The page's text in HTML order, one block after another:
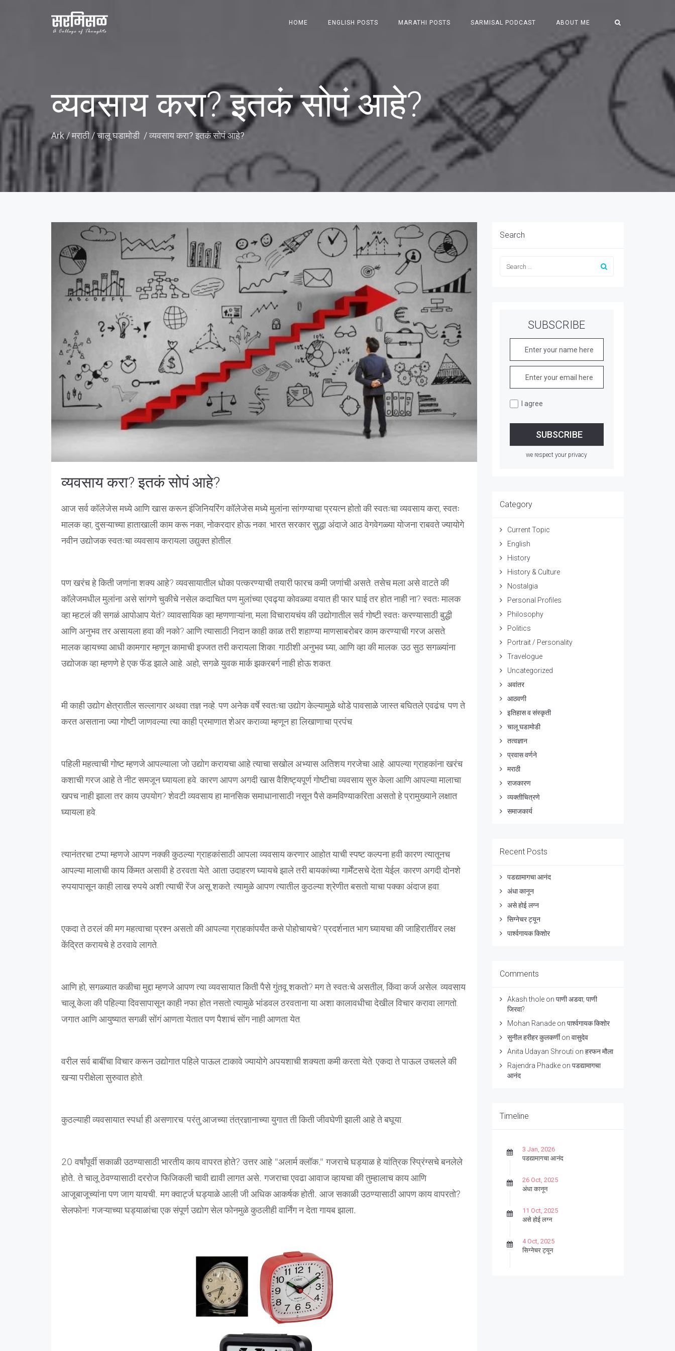
HOME ENGLISH POSTS MARATHI POSTS SARMISAL PODCAST ABOUT ME
व्यवसाय करा? इतकं सोपं आहे?
Ark/मराठी/चालू घडामोडी /व्यवसाय करा? इतकं सोपं आहे?
व्यवसाय करा? इतकं सोपं आहे?
आज सर्व कॉलेजेस मध्ये आणि खास करून इंजिनियरिंग कॉलेजेस मध्ये मुलांना सांगण्याचा प्रयत्न होतो की स्वतःचा व्यवसाय करा, स्वतः
मालक व्हा, दुसऱ्याच्या हाताखाली काम करू नका, नोकरदार होऊ नका. भारत सरकार सुद्धा अंदाजे आठ वेगवेगळ्या योजना राबवते ज्यायोगे
नवीन उद्योजक स्वतःचा व्यवसाय करायला उद्युक्त होतील.
पण खरंच हे किती जणांना शक्य आहे? व्यवसायातील धोका पत्करण्याची तयारी फारच कमी जणांची असते. तसेच मला असे वाटते की
कॉलेजमधील मुलांना असे सांगणे चुकीचे नसेल कदाचित पण मुलांच्या एवढ्या कोवळ्या वयात ही फार घाई तर होत नाही ना? स्वतः मालक
व्हा म्हटलं की सगळं आपोआप येतं? व्यावसायिक व्हा म्हणणाऱ्यांना, मला विचारायचंय की उद्योगातील सर्व गोष्टी स्वतः करण्यासाठी बुद्धी
आणि अनुभव तर असायला हवा की नको? आणि त्यासाठी निदान काही काळ तरी शहाण्या माणसाबरोबर काम करण्याची गरज असते.
मालक व्हायच्या आधी कामगार म्हणून कामाची इज्जत तरी करायला शिका. गाठीशी अनुभव घ्या, आणि व्हा की मालक. उठ सुठ सगळ्यांना
उद्योजक व्हा म्हणणे हे एक फॅड झाले आहे. अहो, सगळे युवक मार्क झकरबर्ग नाही होऊ शकत.
मी काही उद्योग क्षेत्रातील सल्लागार अथवा तज्ञ नव्हे. पण अनेक वर्षे स्वतःचा उद्योग केल्यामुळे थोडे पावसाळे जास्त बघितले एवढंच. पण ते
करत असताना ज्या गोष्टी जाणवल्या त्या काही प्रमाणात शेअर कराव्या म्हणून हा लिखाणाचा प्रपंच.
पहिली महत्वाची गोष्ट म्हणजे आपल्याला जो उद्योग करायचा आहे त्याचा सखोल अभ्यास अतिशय गरजेचा आहे. आपल्या ग्राहकांना खरंच
कशाची गरज आहे ते नीट समजून घ्यायला हवे. कारण आपण अगदी खास वैशिष्ट्यपूर्ण गोष्टीचा व्यवसाय सुरु केला आणि आपल्या मालाचा
खपच नाही झाला तर काय उपयोग? शेवटी व्यवसाय हा मानसिक समाधानासाठी नसून पैसे कमविण्याकरिता असतो हे प्रामुख्याने लक्षात
घ्यायला हवे.
त्यानंतरचा टप्पा म्हणजे आपण नक्की कुठल्या ग्राहकांसाठी आपला व्यवसाय करणार आहोत याची स्पष्ट कल्पना हवी कारण त्यातूनच
आपल्या मालाची काय किंमत असावी हे ठरवता येते. आता उदाहरण घ्यायचे झाले तरी बायकांच्या गार्मेंटसचे देता येईल. कारण अगदी दोनशे
रुपयापासून काही लाख रुपये अशी त्याची रेंज असू शकते. त्यामुळे आपण त्यातील कुठल्या श्रेणीत बसतो याचा पक्का अंदाज हवा.
एकदा ते ठरलं की मग महत्वाचा प्रश्न असतो की आपल्या ग्राहकांपर्यंत कसे पोहोचायचे? प्रदर्शनात भाग घ्यायचा की जाहिरातींवर लक्ष
केंद्रित करायचे हे ठरवावे लागते.
आणि हो, सगळ्यात कळीचा मुद्दा म्हणजे आपण त्या व्यवसायात किती पैसे गुंतवू शकतो? मग ते स्वतःचे असतील, किंवा कर्ज असेल. व्यवसाय
चालू केला की पहिल्या दिवसापासून काही नफा होत नसतो त्यामुळे भांडवल ठरवताना या अशा कालावधीचा देखील विचार करावा लागतो.
जगात आणि आयुष्यात सगळी सोंगं आणता येतात पण पैशाचं सोंग नाही आणता येत.
वरील सर्व बाबींचा विचार करून उद्योगात पहिले पाऊल टाकावे ज्यायोगे अपयशाची शक्यता कमी करता येते. एकदा ते पाऊल उचलले की
खऱ्या परीक्षेला सुरुवात होते.
कुठल्याही व्यवसायात स्पर्धा ही असणारच. परंतु आजच्या तंत्रज्ञानाच्या युगात ती किती जीवघेणी झाली आहे ते बघूया.
20वर्षांपूर्वीसकाळीउठण्यासाठीभारतीयकायवापरतहोते?उत्तरआहे "अलार्मक्लॉक."गजराचेघड्याळहेयांत्रिकस्प्रिंग्सचेबनलेले
होते.तेचालूठेवण्यासाठीदररोजफिजिकलीचावीद्यावीलागतअसे.गजराचाएवढाआवाजव्हायचाकीतुम्हालाचकायआणि
आजूबाजूच्यांनापणजागयायची.मगक्वार्ट्जघड्याळेआलीजीअधिकआकर्षकहोती. आजसकाळीउठण्यासाठीआपणकायवापरतो?
सेलफोन!गजऱ्याच्याघड्याळांचाएकसंपूर्णउद्योगसेलफोनमुळेकुठलीहीवार्निंगनदेतागायबझाला.
Search
SUBSCRIBE
I agree
we respect your privacy
Category
Current Topic
English
History
History & Culture
Nostalgia
Personal Profiles
Philosophy
Politics
Portrait / Personality
Travelogue
Uncategorized
अवांतर
आठवणी
इतिहास व संस्कृती
चालू घडामोडी
तत्वज्ञान
प्रवास वर्णने
मराठी
राजकारण
व्यक्तीचित्रणे
समाजकार्य
Recent Posts
पडद्यामागचा आनंद
अंधा कानून
असे होई लग्न
सिग्नेचर ट्यून
पार्श्वगायक किशोर
Comments
Akash tholeon पाणी अडवा; पाणी
जिरवा?
Mohan Ranadeon पार्श्वगायक किशोर
सुनील हरीहर कुलकर्णीon वासुदेव
Anita Udayan Shrouti on हरफन मौला
Rajendra Phadkeon पडद्यामागचा
आनंद
Timeline
3 Jan, 2026
पडद्यामागचा आनंद
26 Oct, 2025
अंधा कानून
11 Oct, 2025
असे होई लग्न
4 Oct, 2025
सिग्नेचर ट्यून